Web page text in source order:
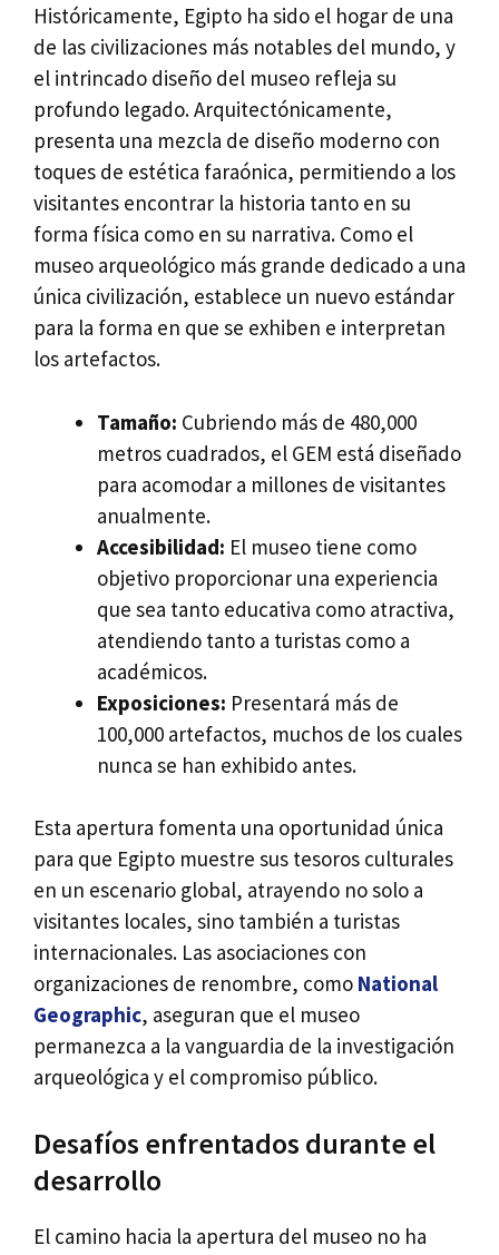
Históricamente, Egipto ha sido el hogar de una
de las civilizaciones más notables del mundo, y
el intrincado diseño del museo refleja su
profundo legado. Arquitectónicamente,
presenta una mezcla de diseño moderno con
toques de estética faraónica, permitiendo a los
visitantes encontrar la historia tanto en su
forma física como en su narrativa. Como el
museo arqueológico más grande dedicado a una
única civilización, establece un nuevo estándar
para la forma en que se exhiben e interpretan
los artefactos.
Tamaño: Cubriendo más de 480,000
metros cuadrados, el GEM está diseñado
para acomodar a millones de visitantes
anualmente.
Accesibilidad: El museo tiene como
objetivo proporcionar una experiencia
que sea tanto educativa como atractiva,
atendiendo tanto a turistas como a
académicos.
Exposiciones: Presentará más de
100,000 artefactos, muchos de los cuales
nunca se han exhibido antes.
Esta apertura fomenta una oportunidad única
para que Egipto muestre sus tesoros culturales
en un escenario global, atrayendo no solo a
visitantes locales, sino también a turistas
internacionales. Las asociaciones con
organizaciones de renombre, como National
Geographic, aseguran que el museo
permanezca a la vanguardia de la investigación
arqueológica y el compromiso público.
Desafíos enfrentados durante el
desarrollo
El camino hacia la apertura del museo no ha